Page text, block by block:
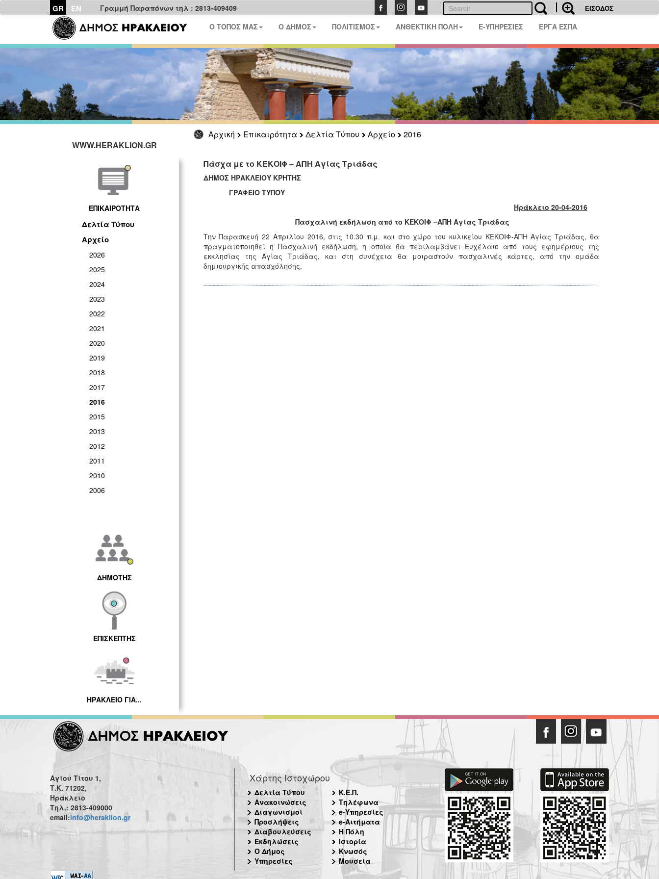
GR EN Γραμμή Παραπόνων τηλ : 2813-409409 ΕΙΣΟΔΟΣ
Ο ΤΟΠΟΣ ΜΑΣ Ο ΔΗΜΟΣ ΠΟΛΙΤΙΣΜΟΣ ΑΝΘΕΚΤΙΚΗ ΠΟΛΗ E-ΥΠΗΡΕΣΙΕΣ ΕΡΓΑ ΕΣΠΑ
Αρχική Επικαιρότητα Δελτία Τύπου Αρχείο
2016
WWW.HERAKLION.GR
ΕΠΙΚΑΙΡΟΤΗΤΑ
Δελτία Τύπου
Αρχείο
2026
2025
2024
2023
2022
2021
2020
2019
2018
2017
2016
2015
2013
2012
2011
2010
2006
ΔΗΜΟΤΗΣ
ΕΠΙΣΚΕΠΤΗΣ
ΗΡΑΚΛΕΙΟ ΓΙΑ...
Πάσχα με το ΚΕΚΟΙΦ – ΑΠΗ Αγίας Τριάδας
ΔΗΜΟΣ ΗΡΑΚΛΕΙΟΥ ΚΡΗΤΗΣ
ΓΡΑΦΕΙΟ ΤΥΠΟΥ
Ηράκλειο 20-04-2016
Πασχαλινή εκδήλωση από το ΚΕΚΟΙΦ –ΑΠΗ Αγίας Τριάδας
Την Παρασκευή 22 Απριλίου 2016, στις 10.30 π.μ. και στο χώρο του κυλικείου ΚΕΚΟΙΦ-ΑΠΗ Αγίας Τριάδας, θα
πραγματοποιηθεί η Πασχαλινή εκδήλωση, η οποία θα περιλαμβάνει Ευχέλαιο από τους εφημέριους της
εκκλησίας της Αγίας Τριάδας, και στη συνέχεια θα μοιραστούν πασχαλινές κάρτες, από την ομάδα
δημιουργικής απασχόλησης.
Αγίου Τίτου 1,
Τ.Κ. 71202,
Ηράκλειο
Τηλ.: 2813-409000
email:info@heraklion.gr
Χάρτης Ιστοχώρου
Δελτία Τύπου
Ανακοινώσεις
Διαγωνισμοί
Προσλήψεις
Διαβουλεύσεις
Εκδηλώσεις
Ο Δήμος
Υπηρεσίες
Κ.Ε.Π.
Τηλέφωνα
e-Υπηρεσίες
e-Αιτήματα
Η Πόλη
Ιστορία
Κνωσός
Μουσεία